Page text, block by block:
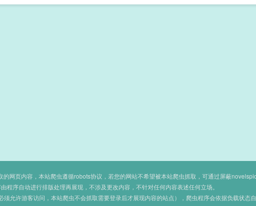
网页内容，本站爬虫遵循robots协议，若您的网站不希望被本站爬虫抓取，可通过屏蔽
程序自动进行排版处理再展现，不涉及更改内容，不针对任何内容表述任何立场。
允许游客访问，本站爬虫不会抓取需要登录后才展现内容的站点），爬虫程序会依据负载状态自